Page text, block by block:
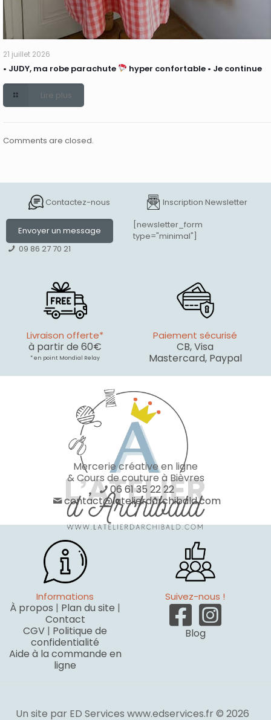
21 juillet 2026
• JUDY, ma robe parachute hyper confortable • Je continue
Lire plus
Comments are closed.
Contactez-nous
Envoyer un message
09 86 27 70 21
Inscription Newsletter
[newsletter_form
type="minimal"]
Livraison offerte*
à partir de 60€
* en point Mondial Relay
Paiement sécurisé
CB, Visa
Mastercard, Paypal
Mercerie créative en ligne
& Cours de couture à Bièvres
06 61 35 22 22
contact@latelierdarchibald.com
Informations
À propos | Plan du site |
Contact
CGV | Politique de
confidentialité
Aide à la commande en
ligne
Suivez-nous !
Blog
Un site par ED Services www.edservices.fr © 2026